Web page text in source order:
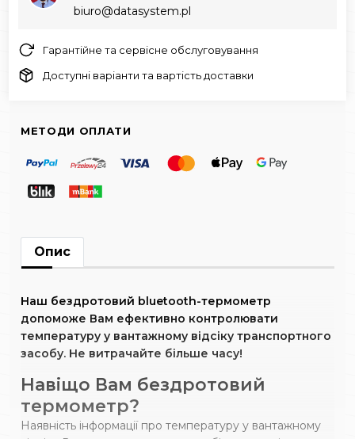
biuro@datasystem.pl
Гарантійне та сервісне обслуговування
Доступні варіанти та вартість доставки
МЕТОДИ ОПЛАТИ
Опис
Наш бездротовий bluetooth-термометр
допоможе Вам ефективно контролювати
температуру у вантажному відсіку транспортного
засобу. Не витрачайте більше часу!
Навіщо Вам бездротовий
термометр?
Наявність інформації про температуру у вантажному